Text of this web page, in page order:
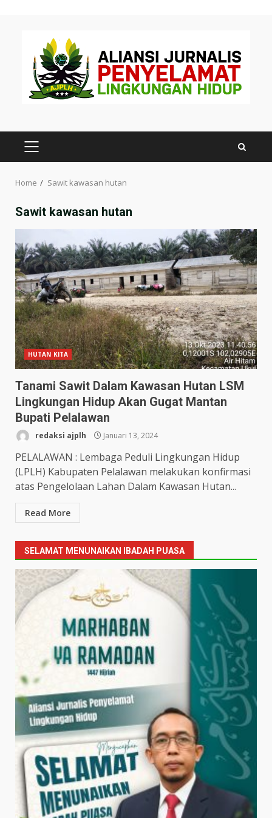
PRIMARY
Home Sawit kawasan hutan
Sawit kawasan hutan
HUTAN KITA
Tanami Sawit Dalam Kawasan Hutan LSM
Lingkungan Hidup Akan Gugat Mantan
Bupati Pelalawan
redaksi ajplh Januari 13, 2024
PELALAWAN : Lembaga Peduli Lingkungan Hidup
(LPLH) Kabupaten Pelalawan melakukan konfirmasi
atas Pengelolaan Lahan Dalam Kawasan Hutan...
Read More
SELAMAT MENUNAIKAN IBADAH PUASA